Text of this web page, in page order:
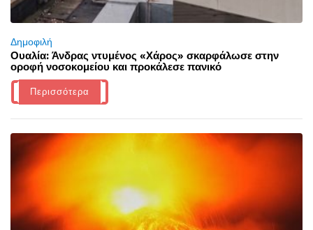
Δημοφιλή
Ουαλία: Άνδρας ντυμένος «Χάρος» σκαρφάλωσε στην
οροφή νοσοκομείου και προκάλεσε πανικό
Περισσότερα